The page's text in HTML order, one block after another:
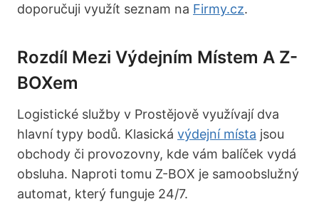
doporučuji využít seznam na Firmy.cz.
Rozdíl Mezi Výdejním Místem A Z-
BOXem
Logistické služby v Prostějově využívají dva
hlavní typy bodů. Klasická výdejní místa jsou
obchody či provozovny, kde vám balíček vydá
obsluha. Naproti tomu Z-BOX je samoobslužný
automat, který funguje 24/7.